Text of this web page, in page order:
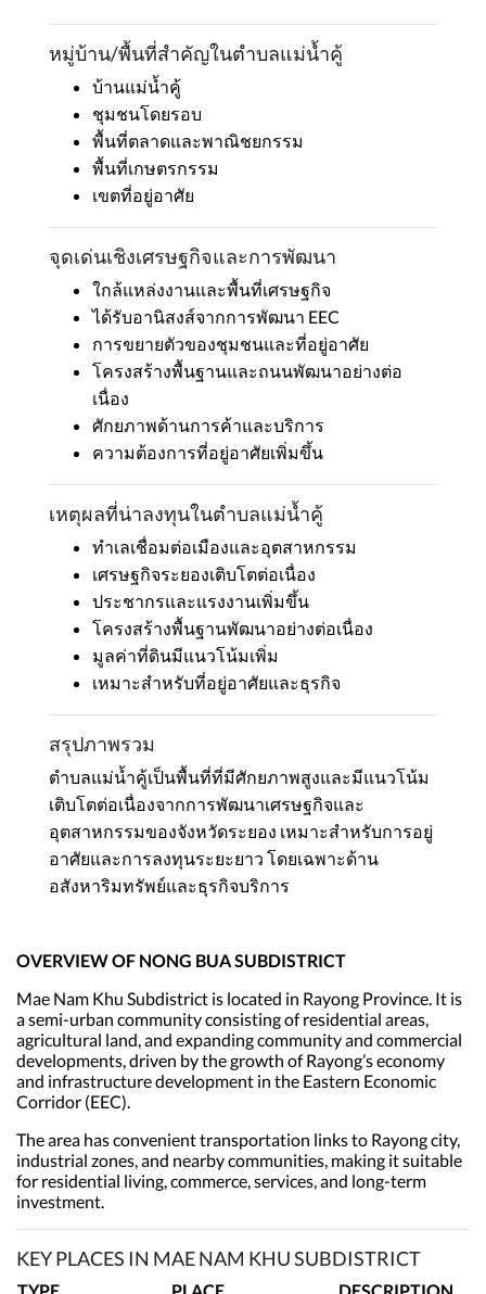
หมู่บ้าน/พื้นที่สำคัญในตำบลแม่น้ำคู้
บ้านแม่น้ำคู้
ชุมชนโดยรอบ
พื้นที่ตลาดและพาณิชยกรรม
พื้นที่เกษตรกรรม
เขตที่อยู่อาศัย
จุดเด่นเชิงเศรษฐกิจและการพัฒนา
ใกล้แหล่งงานและพื้นที่เศรษฐกิจ
ได้รับอานิสงส์จากการพัฒนา EEC
การขยายตัวของชุมชนและที่อยู่อาศัย
โครงสร้างพื้นฐานและถนนพัฒนาอย่างต่อ
เนื่อง
ศักยภาพด้านการค้าและบริการ
ความต้องการที่อยู่อาศัยเพิ่มขึ้น
เหตุผลที่น่าลงทุนในตำบลแม่น้ำคู้
ทำเลเชื่อมต่อเมืองและอุตสาหกรรม
เศรษฐกิจระยองเติบโตต่อเนื่อง
ประชากรและแรงงานเพิ่มขึ้น
โครงสร้างพื้นฐานพัฒนาอย่างต่อเนื่อง
มูลค่าที่ดินมีแนวโน้มเพิ่ม
เหมาะสำหรับที่อยู่อาศัยและธุรกิจ
สรุปภาพรวม
ตำบลแม่น้ำคู้เป็นพื้นที่ที่มีศักยภาพสูงและมีแนวโน้ม
เติบโตต่อเนื่องจากการพัฒนาเศรษฐกิจและ
อุตสาหกรรมของจังหวัดระยอง เหมาะสำหรับการอยู่
อาศัยและการลงทุนระยะยาว โดยเฉพาะด้าน
อสังหาริมทรัพย์และธุรกิจบริการ
OVERVIEW OF NONG BUA SUBDISTRICT
Mae Nam Khu Subdistrict is located in Rayong Province. It is
a semi-urban community consisting of residential areas,
agricultural land, and expanding community and commercial
developments, driven by the growth of Rayong’s economy
and infrastructure development in the Eastern Economic
Corridor (EEC).
The area has convenient transportation links to Rayong city,
industrial zones, and nearby communities, making it suitable
for residential living, commerce, services, and long-term
investment.
KEY PLACES IN MAE NAM KHU SUBDISTRICT